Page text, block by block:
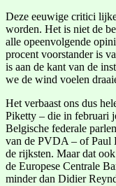
Deze eeuwige critici
worden. Het is niet de
alle opeenvolgende
procent voorstander is
is aan de kant van de
we de wind voelen
Het verbaast ons dus
Piketty – die in februari
Belgische federale
van de PVDA – of Paul
de rijksten. Maar dat
de Europese Centrale
minder dan Didier